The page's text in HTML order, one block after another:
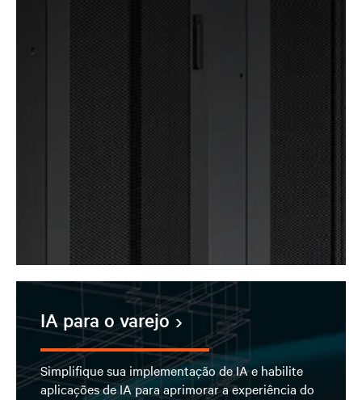
IA para o varejo
Simplifique sua implementação de IA e habilite
aplicações de IA para aprimorar a experiência do